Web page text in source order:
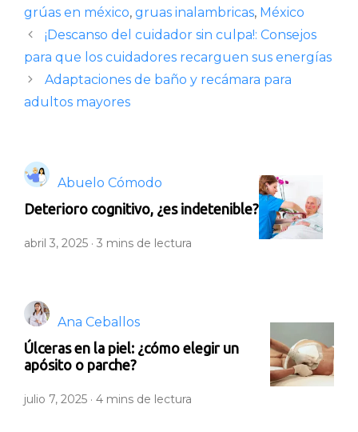
grúas en méxico, gruas inalambricas, México
¡Descanso del cuidador sin culpa!: Consejos
para que los cuidadores recarguen sus energías
Adaptaciones de baño y recámara para
adultos mayores
Abuelo Cómodo
Deterioro cognitivo, ¿es indetenible?
abril 3, 2025 · 3 mins de lectura
Ana Ceballos
Úlceras en la piel: ¿cómo elegir un
apósito o parche?
julio 7, 2025 · 4 mins de lectura